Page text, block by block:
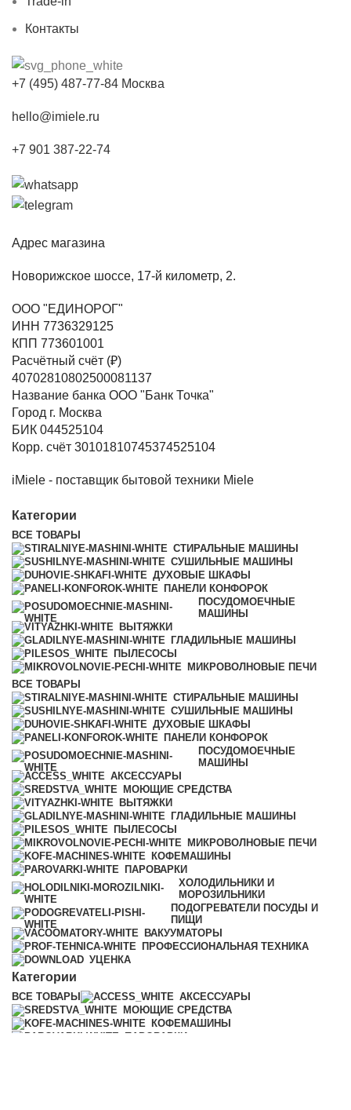
Контакты
+7 (495) 487-77-84 Москва
hello@imiele.ru
+7 901 387-22-74
Адрес магазина
Новорижское шоссе, 17-й километр, 2.
ООО "ЕДИНОРОГ"
ИНН 7736329125
КПП 773601001
Расчётный счёт (₽)
40702810802500081137
Название банка ООО "Банк Точка"
Город г. Москва
БИК 044525104
Корр. счёт 30101810745374525104
iMiele - поставщик бытовой техники Miele
Категории
ВСЕ ТОВАРЫ
СТИРАЛЬНЫЕ МАШИНЫ
СУШИЛЬНЫЕ МАШИНЫ
ДУХОВЫЕ ШКАФЫ
ПАНЕЛИ КОНФОРОК
ПОСУДОМОЕЧНЫЕ
МАШИНЫ
ВЫТЯЖКИ
ГЛАДИЛЬНЫЕ МАШИНЫ
ПЫЛЕСОСЫ
МИКРОВОЛНОВЫЕ ПЕЧИ
ВСЕ ТОВАРЫ
СТИРАЛЬНЫЕ МАШИНЫ
СУШИЛЬНЫЕ МАШИНЫ
ДУХОВЫЕ ШКАФЫ
ПАНЕЛИ КОНФОРОК
ПОСУДОМОЕЧНЫЕ
МАШИНЫ
АКСЕССУАРЫ
МОЮЩИЕ СРЕДСТВА
ВЫТЯЖКИ
ГЛАДИЛЬНЫЕ МАШИНЫ
ПЫЛЕСОСЫ
МИКРОВОЛНОВЫЕ ПЕЧИ
КОФЕМАШИНЫ
ПАРОВАРКИ
ХОЛОДИЛЬНИКИ И
МОРОЗИЛЬНИКИ
ПОДОГРЕВАТЕЛИ ПОСУДЫ И
ПИЩИ
ВАКУУМАТОРЫ
ПРОФЕССИОНАЛЬНАЯ ТЕХНИКА
УЦЕНКА
Категории
ВСЕ ТОВАРЫ
АКСЕССУАРЫ
МОЮЩИЕ СРЕДСТВА
КОФЕМАШИНЫ
ПАРОВАРКИ